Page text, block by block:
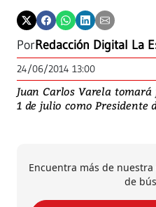
PorRedacción Digital La
24/06/2014 13:00
Juan Carlos Varela
1 de julio como Presidente
Encuentra más de
de